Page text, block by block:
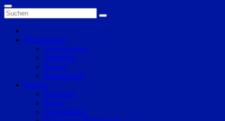
Überregional
Niederbayern
Oberpfalz
Bayern
Deutschland
Region
Straubing
Bogen
Geiselhöring